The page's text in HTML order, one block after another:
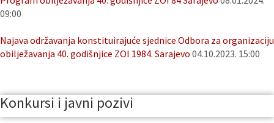
09:00
Najava održavanja konstituirajuće sjednice Odbora za organizaciju
obilježavanja 40. godišnjice ZOI 1984. Sarajevo 04.10.2023. 15:00
Konkursi i javni pozivi